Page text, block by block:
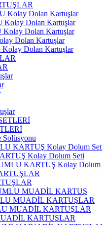
Kolay Dolan Kartuşlar
Dolan Kartuşlar
Dolan Kartuşlar
Dolan Kartuşlar
Dolan Kartuşlar
Solüsyonu
KARTUŞ Kolay Dolum
Kolay Dolum Seti
KARTUŞ Kolay Dolum
MUADİL KARTUŞ
MUADİL KARTUŞLAR
MUADİL KARTUŞLAR
KARTUŞLAR